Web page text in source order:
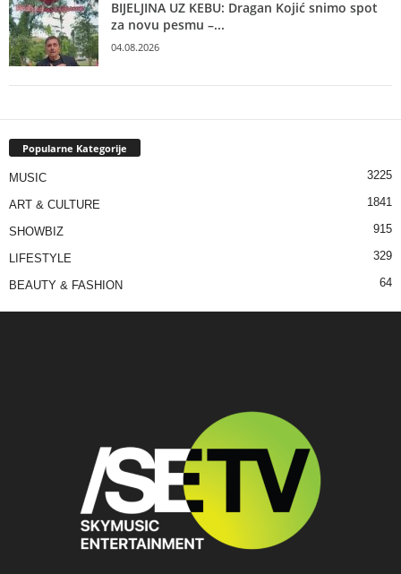
BIJELJINA UZ KEBU: Dragan Kojić snimo spot
za novu pesmu –...
04.08.2026
Popularne Kategorije
MUSIC 3225
ART & CULTURE 1841
SHOWBIZ 915
LIFESTYLE 329
BEAUTY & FASHION 64